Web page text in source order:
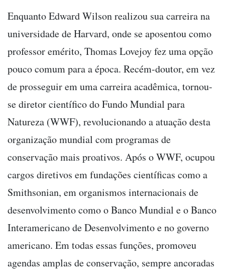
Enquanto Edward Wilson realizou sua carreira na
universidade de Harvard, onde se aposentou como
professor emérito, Thomas Lovejoy fez uma opção
pouco comum para a época. Recém-doutor, em vez
de prosseguir em uma carreira acadêmica, tornou-
se diretor científico do Fundo Mundial para
Natureza (WWF), revolucionando a atuação desta
organização mundial com programas de
conservação mais proativos. Após o WWF, ocupou
cargos diretivos em fundações científicas como a
Smithsonian, em organismos internacionais de
desenvolvimento como o Banco Mundial e o Banco
Interamericano de Desenvolvimento e no governo
americano. Em todas essas funções, promoveu
agendas amplas de conservação, sempre ancoradas